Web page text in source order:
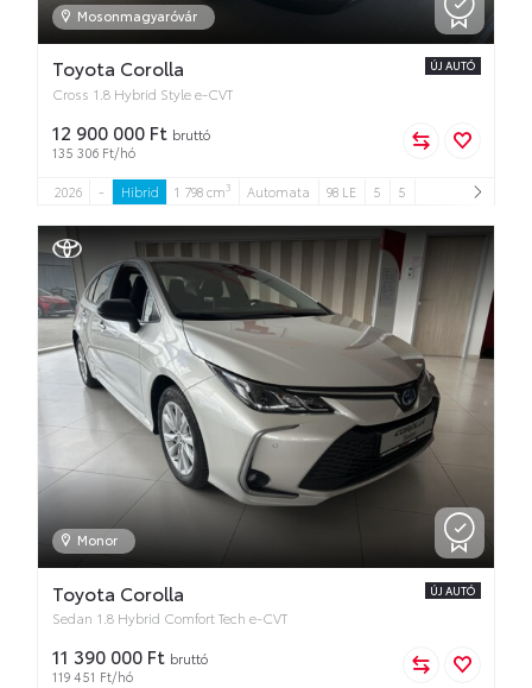
Mosonmagyaróvár
Toyota Corolla
Cross 1.8 Hybrid Style e-CVT
ÚJ AUTÓ
12 900 000 Ft bruttó
135 306 Ft/hó
2026 - Hibrid 1 798 cm3 Automata 98 LE 5 5
Monor
Toyota Corolla
Sedan 1.8 Hybrid Comfort Tech e-CVT
ÚJ AUTÓ
11 390 000 Ft bruttó
119 451 Ft/hó